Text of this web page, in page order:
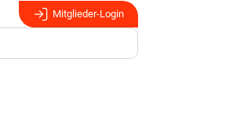
Mitglieder-Login